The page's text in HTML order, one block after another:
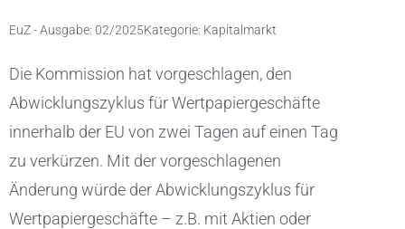
EuZ - Ausgabe: 02/2025Kategorie: Kapitalmarkt
Die Kommission hat vorgeschlagen, den
Abwicklungszyklus für Wertpapiergeschäfte
innerhalb der EU von zwei Tagen auf einen Tag
zu verkürzen. Mit der vorgeschlagenen
Änderung würde der Abwicklungszyklus für
Wertpapiergeschäfte – z.B. mit Aktien oder